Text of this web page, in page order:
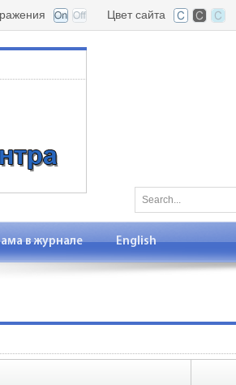
Цвет сайта
в журнале English